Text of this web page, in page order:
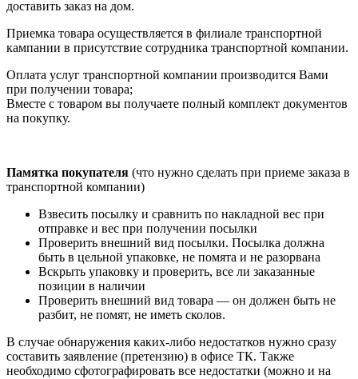
доставить заказ на дом.
Приемка товара осуществляется в филиале транспортной
кампании в присутствие сотрудника транспортной компании.
Оплата услуг транспортной компании производится Вами
при получении товара;
Вместе с товаром вы получаете полный комплект документов
на покупку.
Памятка покупателя (что нужно сделать при приеме заказа в
транспортной компании)
Взвесить посылку и сравнить по накладной вес при
отправке и вес при получении посылки
Проверить внешний вид посылки. Посылка должна
быть в цельной упаковке, не помята и не разорвана
Вскрыть упаковку и проверить, все ли заказанные
позиции в наличии
Проверить внешний вид товара — он должен быть не
разбит, не помят, не иметь сколов.
В случае обнаружения каких-либо недостатков нужно сразу
составить заявление (претензию) в офисе ТК. Также
необходимо сфотографировать все недостатки (можно и на